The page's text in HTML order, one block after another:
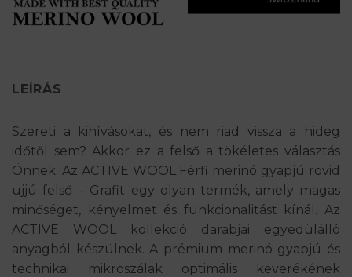
LEÍRÁS
Szereti a kihívásokat, és nem riad vissza a hideg
időtől sem? Akkor ez a felső a tökéletes választás
Önnek. Az ACTIVE WOOL Férfi merinó gyapjú rövid
ujjú felső – Grafit egy olyan termék, amely magas
minőséget, kényelmet és funkcionalitást kínál. Az
ACTIVE WOOL kollekció darabjai egyedülálló
anyagból készülnek. A prémium merinó gyapjú és
technikai mikroszálak optimális keverékének